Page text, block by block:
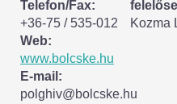
Választási ügyintézés
2024. évi általános
Telefon/Fax:
+36-75 / 535-012
Web:
www.bolcske.hu
E-mail:
polghiv@bolcske.hu
Kozma